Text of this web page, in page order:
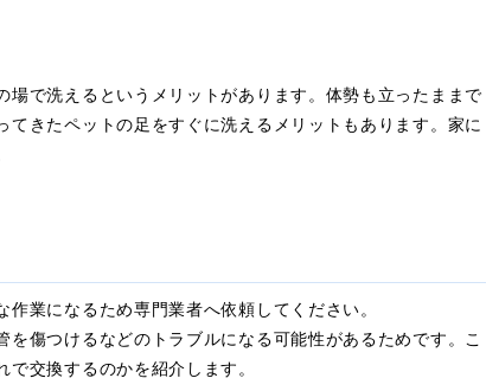
場で洗えるというメリットがあります。体勢も立ったままで
きたペットの足をすぐに洗えるメリットもあります。家に
業になるため専門業者へ依頼してください。
を傷つけるなどのトラブルになる可能性があるためです。こ
交換するのかを紹介します。